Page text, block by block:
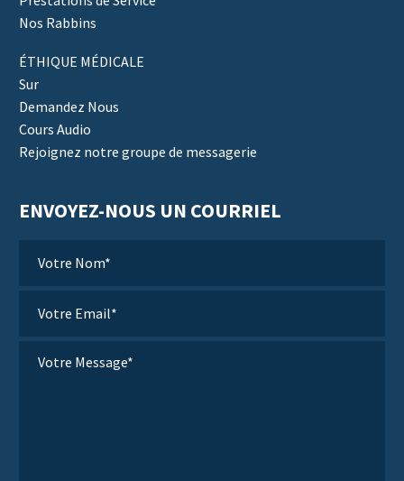
Nos Rabbins
ÉTHIQUE MÉDICALE
Sur
Demandez Nous
Cours Audio
Rejoignez notre groupe de messagerie
ENVOYEZ-NOUS UN COURRIEL